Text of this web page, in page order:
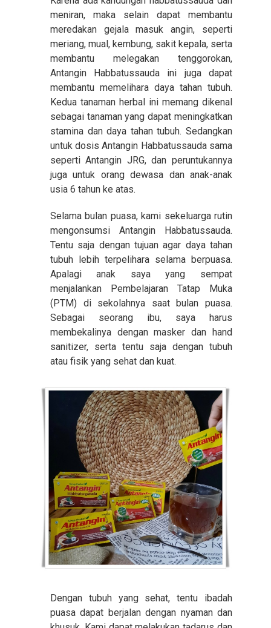
meniran, maka selain dapat membantu
meredakan gejala masuk angin, seperti
meriang, mual, kembung, sakit kepala, serta
membantu melegakan tenggorokan,
Antangin Habbatussauda ini juga dapat
membantu memelihara daya tahan tubuh.
Kedua tanaman herbal ini memang dikenal
sebagai tanaman yang dapat meningkatkan
stamina dan daya tahan tubuh. Sedangkan
untuk dosis Antangin Habbatussauda sama
seperti Antangin JRG, dan peruntukannya
juga untuk orang dewasa dan anak-anak
usia 6 tahun ke atas.
Selama bulan puasa, kami sekeluarga rutin
mengonsumsi Antangin Habbatussauda.
Tentu saja dengan tujuan agar daya tahan
tubuh lebih terpelihara selama berpuasa.
Apalagi anak saya yang sempat
menjalankan Pembelajaran Tatap Muka
(PTM) di sekolahnya saat bulan puasa.
Sebagai seorang ibu, saya harus
membekalinya dengan masker dan hand
sanitizer, serta tentu saja dengan tubuh
atau fisik yang sehat dan kuat.
Dengan tubuh yang sehat, tentu ibadah
puasa dapat berjalan dengan nyaman dan